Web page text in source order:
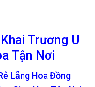
Trương U
Tận Nơi
Lẵng Hoa Đồng